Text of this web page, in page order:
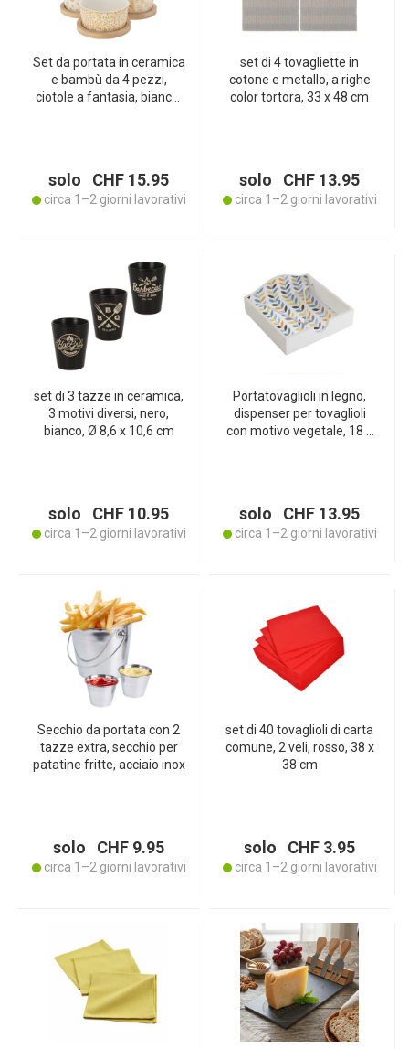
Set da portata in ceramica
e bambù da 4 pezzi,
ciotole a fantasia, bianco,
solo CHF 15.95
circa 1–2 giorni lavorativi
set di 4 tovagliette in
cotone e metallo, a righe
color tortora, 33 x 48 cm
solo CHF 13.95
circa 1–2 giorni lavorativi
set di 3 tazze in ceramica,
3 motivi diversi, nero,
bianco, Ø 8,6 x 10,6 cm
solo CHF 10.95
circa 1–2 giorni lavorativi
Portatovaglioli in legno,
dispenser per tovaglioli
con motivo vegetale, 18 x
solo CHF 13.95
circa 1–2 giorni lavorativi
Secchio da portata con 2
tazze extra, secchio per
patatine fritte, acciaio inox
solo CHF 9.95
circa 1–2 giorni lavorativi
set di 40 tovaglioli di carta
comune, 2 veli, rosso, 38 x
38 cm
solo CHF 3.95
circa 1–2 giorni lavorativi